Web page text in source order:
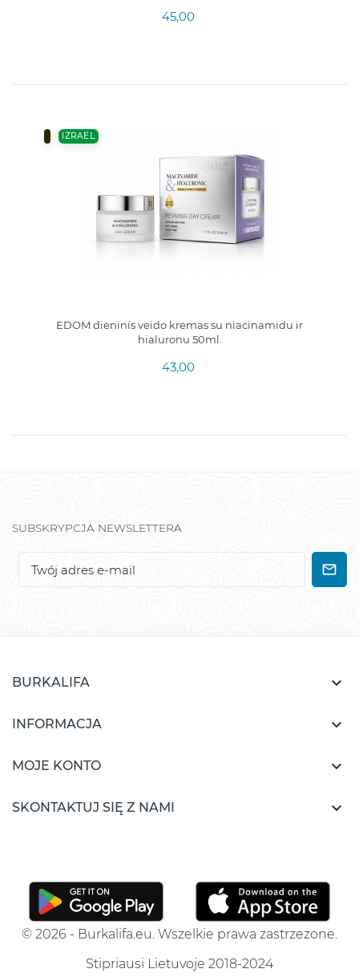
45,00
IZRAEL
EDOM dieninis veido kremas su niacinamidu ir
hialuronu 50ml.
43,00
SUBSKRYPCJA NEWSLETTERA
BURKALIFA 
INFORMACJA 
MOJE KONTO 
SKONTAKTUJ SIĘ Z NAMI 
© 2026 - Burkalifa.eu. Wszelkie prawa zastrzeżone.
Stipriausi Lietuvoje 2018-2024